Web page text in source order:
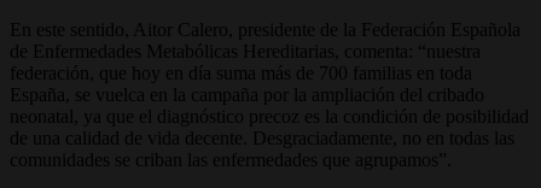
En este sentido, Aitor Calero, presidente de la Federación Española
de Enfermedades Metabólicas Hereditarias, comenta: “nuestra
federación, que hoy en día suma más de 700 familias en toda
España, se vuelca en la campaña por la ampliación del cribado
neonatal, ya que el diagnóstico precoz es la condición de posibilidad
de una calidad de vida decente. Desgraciadamente, no en todas las
comunidades se criban las enfermedades que agrupamos”.